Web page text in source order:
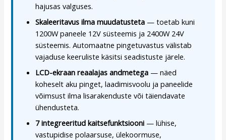
hajusas valguses.
Skaleeritavus ilma muudatusteta — toetab kuni
1200W paneele 12V süsteemis ja 2400W 24V
süsteemis. Automaatne pingetuvastus välistab
vajaduse keeruliste käsitsi seadistuste järele.
LCD-ekraan reaalajas andmetega — näed
koheselt aku pinget, laadimisvoolu ja paneelide
võimsust ilma lisarakenduste või täiendavate
ühendusteta.
7 integreeritud kaitsefunktsiooni — lühise,
vastupidise polaarsuse, ülekoormuse,